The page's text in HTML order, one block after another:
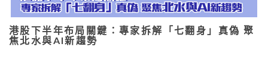
港股下半年布局關鍵：專家拆解「七翻身」真偽 聚
焦北水與AI新趨勢